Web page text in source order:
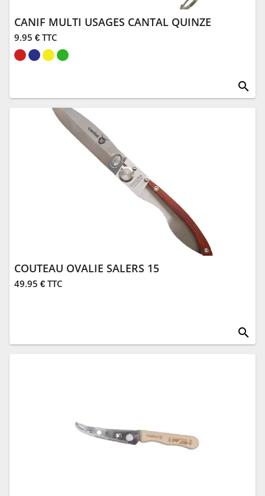
CANIF MULTI USAGES CANTAL QUINZE
9.95 € TTC
search
COUTEAU OVALIE SALERS 15
49.95 € TTC
search